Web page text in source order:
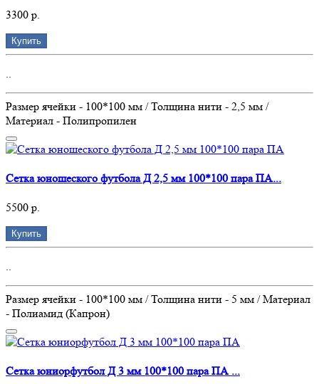
3300 р.
Купить
Размер ячейки - 100*100 мм / Толщина нити - 2,5 мм /
Материал - Полипропилен
Сетка юношеского футбола Д 2,5 мм 100*100 пара ПА...
5500 р.
Купить
..
Размер ячейки - 100*100 мм / Толщина нити - 5 мм / Материал
- Полиамид (Капрон)
Сетка юниорфутбол Д 3 мм 100*100 пара ПА ...